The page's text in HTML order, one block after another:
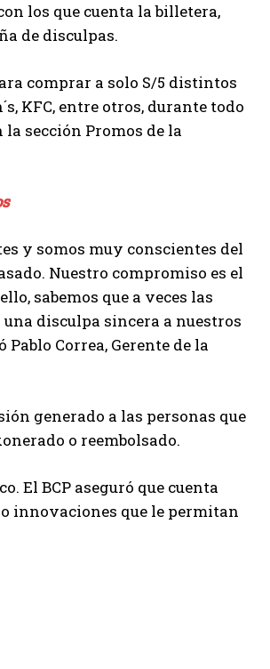
los que cuenta la billetera,
de disculpas.
comprar a solo S/5 distintos
KFC, entre otros, durante todo
la sección Promos de la
y somos muy conscientes del
Nuestro compromiso es el
sabemos que a veces las
una disculpa sincera a nuestros
Correa, Gerente de la
generado a las personas que
o reembolsado.
El BCP aseguró que cuenta
innovaciones que le permitan